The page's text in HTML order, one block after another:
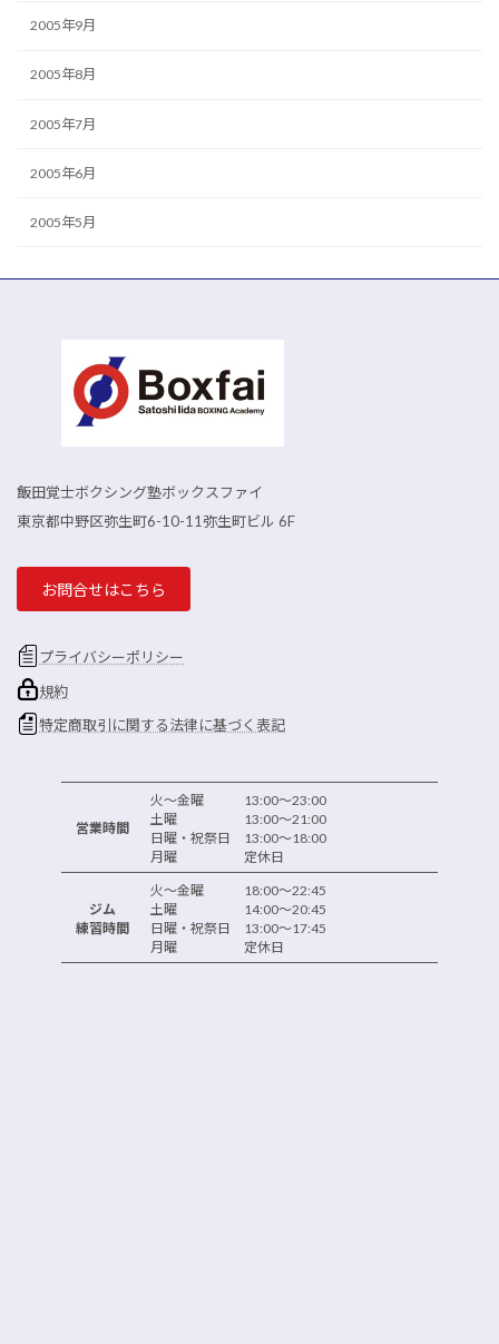
2005年9月
2005年8月
2005年7月
2005年6月
2005年5月
飯田覚士ボクシング塾ボックスファイ
東京都中野区弥生町6-10-11弥生町ビル 6F
お問合せはこちら
プライバシーポリシー
規約
特定商取引に関する法律に基づく表記
営業時間
火～金曜 13:00～23:00
土曜 13:00～21:00
日曜・祝祭日 13:00～18:00
月曜 定休日
ジム
練習時間
火～金曜 18:00～22:45
土曜 14:00～20:45
日曜・祝祭日 13:00～17:45
月曜 定休日